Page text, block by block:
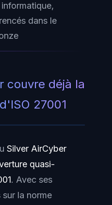
dans le
couvre déjà la
27001
Silver AirCyber
quasi-
. Avec ses
la norme